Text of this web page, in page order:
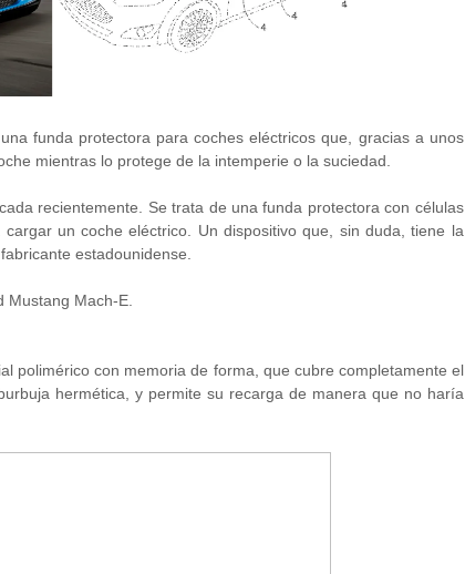
funda protectora para coches eléctricos que, gracias a unos
mientras lo protege de la intemperie o la suciedad.
recientemente. Se trata de una funda protectora con células
un coche eléctrico. Un dispositivo que, sin duda, tiene la
estadounidense.
polimérico con memoria de forma, que cubre completamente el
hermética, y permite su recarga de manera que no haría